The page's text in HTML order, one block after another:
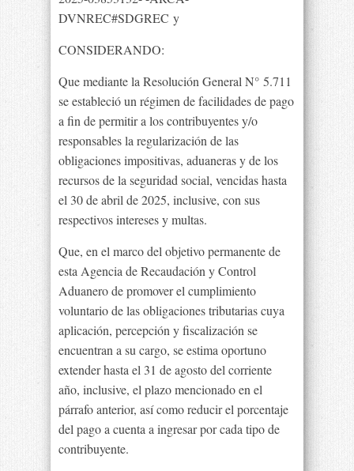
DVNREC#SDGREC y
CONSIDERANDO:
Que mediante la Resolución General N° 5.711
se estableció un régimen de facilidades de pago
a fin de permitir a los contribuyentes y/o
responsables la regularización de las
obligaciones impositivas, aduaneras y de los
recursos de la seguridad social, vencidas hasta
el 30 de abril de 2025, inclusive, con sus
respectivos intereses y multas.
Que, en el marco del objetivo permanente de
esta Agencia de Recaudación y Control
Aduanero de promover el cumplimiento
voluntario de las obligaciones tributarias cuya
aplicación, percepción y fiscalización se
encuentran a su cargo, se estima oportuno
extender hasta el 31 de agosto del corriente
año, inclusive, el plazo mencionado en el
párrafo anterior, así como reducir el porcentaje
del pago a cuenta a ingresar por cada tipo de
contribuyente.